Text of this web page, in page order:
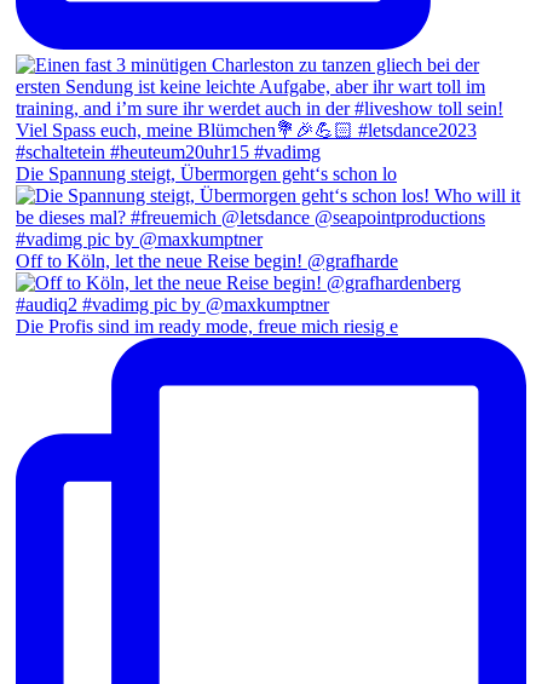
Die Spannung steigt, Übermorgen geht‘s schon lo
Off to Köln, let the neue Reise begin! @grafharde
Die Profis sind im ready mode, freue mich riesig e